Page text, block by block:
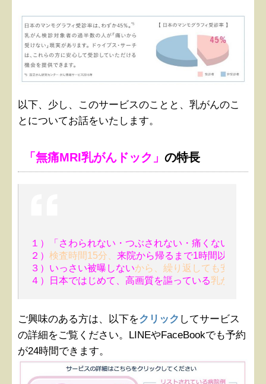
以下、少し、このサービスのことと、乳がんのこ
とについてお話をいたします。
「無痛MRI乳がんドック」 の特長
１）「さわられない・つぶされない・痛くない」
２） 検査時間15分、 来院から帰るまで1時間以内
３）いっさい被曝しないから、繰り返しても安全。
４）日本ではじめて、高画質を謳っている乳がんMRI
ご興味のある方は、以下をクリック してサービス
の詳細をご覧ください。LINEやFaceBookでも予約
が24時間できます。